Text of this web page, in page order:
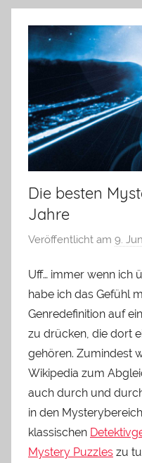
Die besten
Jahre
Veröffentlicht am 9.
Uff… immer wenn ich
habe ich das Gefühl
Genredefinition auf
zu drücken, die dort
gehören. Zumindest
Wikipedia zum
auch durch und
in den
klassischen
Mystery Puzzles zu